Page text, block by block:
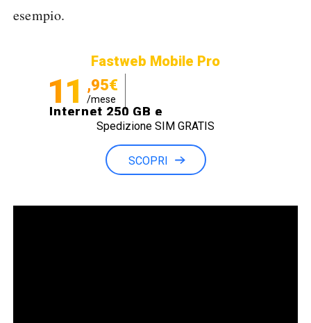
esempio.
Fastweb Mobile Pro
11 ,95€
/mese
Internet 250 GB e
Minuti illimitati
Spedizione SIM GRATIS
SCOPRI